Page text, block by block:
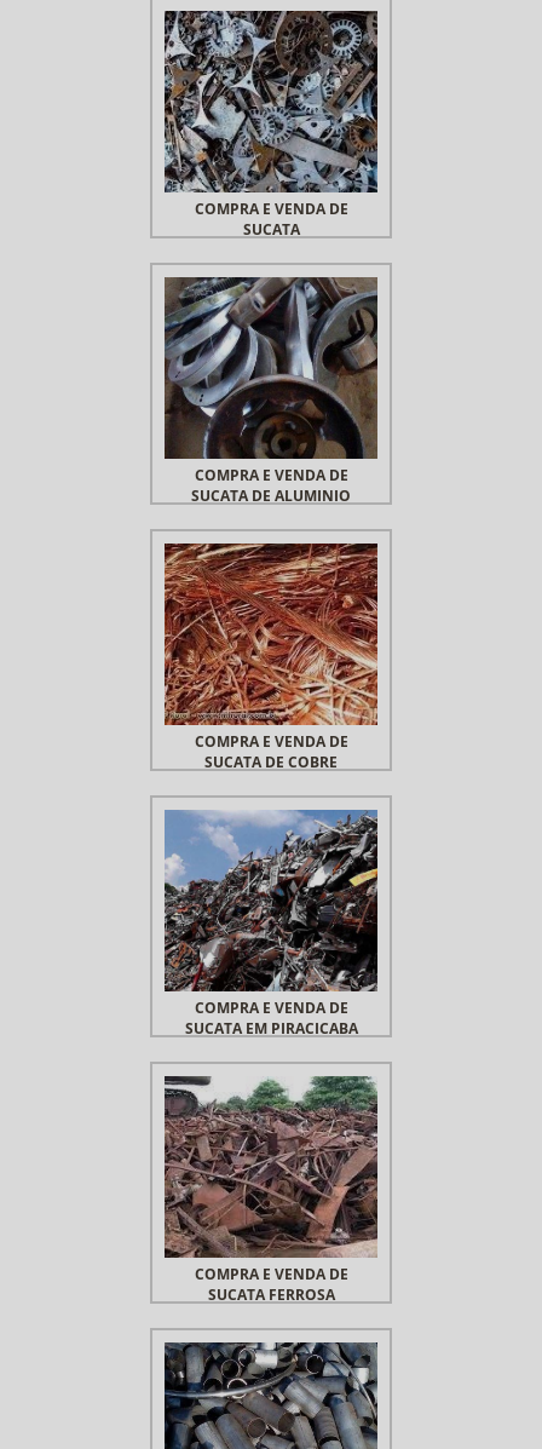
COMPRA E VENDA DE
SUCATA
COMPRA E VENDA DE
SUCATA DE ALUMINIO
COMPRA E VENDA DE
SUCATA DE COBRE
COMPRA E VENDA DE
SUCATA EM PIRACICABA
COMPRA E VENDA DE
SUCATA FERROSA